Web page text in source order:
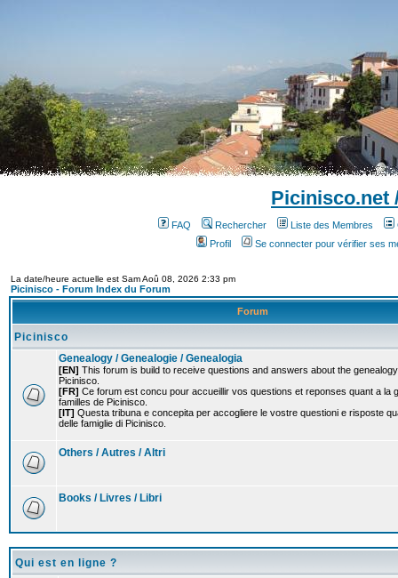
Picinisco.net
FAQ Rechercher Liste des Membres
Profil
Se connecter pour vérifier ses
La date/heure actuelle est Sam Aoû 08, 2026 2:33 pm
Picinisco - Forum Index du Forum
Forum
Picinisco
Genealogy / Genealogie / Genealogia
[EN] This forum is build to receive questions and answers about the
Picinisco.
[FR] Ce forum est concu pour accueillir vos questions et reponses quant a la
familles de Picinisco.
[IT] Questa tribuna e concepita per accogliere le vostre questioni e risposte
delle famiglie di Picinisco.
Others / Autres / Altri
Books / Livres / Libri
Qui est en ligne ?